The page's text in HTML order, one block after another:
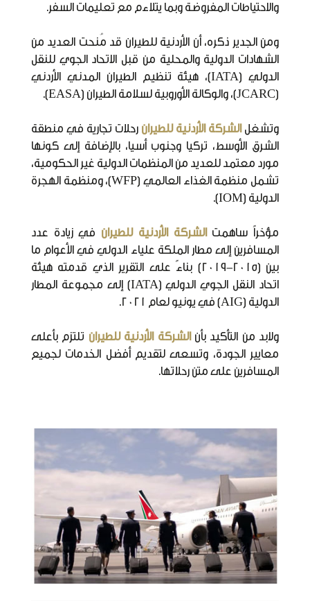
والاحتياطات المفروضة وبما يتلاءم مع تعليمات السفر.
ومن الجدير ذكره، أن الأردنية للطيران قد مُنحت العديد من
الشهادات الدولية والمحلية من قبل الاتحاد الجوي للنقل
الدولي (IATA)، هيئة تنظيم الطيران المدني الأردني
(JCARC)، والوكالة الأوروبية لسلامة الطيران (EASA).
وتشغل الشركة الأردنية للطيران رحلات تجارية في منطقة
الشرق الأوسط، تركيا وجنوب أسيا، بالإضافة إلى كونها
مورد معتمد للعديد من المنظمات الدولية غير الحكومية،
تشمل منظمة الغذاء العالمي (WFP)، ومنظمة الهجرة
الدولية (IOM).
مؤخراً ساهمتالشركة الأردنية للطيران في زيادة عدد
المسافرين إلى مطار الملكة علياء الدولي في الأعوام ما
بين (2015-2019) بناءً على التقرير الذي قدمته هيئة
اتحاد النقل الجوي الدولي (IATA) إلى مجموعة المطار
الدولية (AIG) في يونيو لعام 2021.
ولابد من التأكيد بأنالشركة الأردنية للطيران تلتزم بأعلى
معايير الجودة، وتسعى لتقديم أفضل الخدمات لجميع
المسافرين على متن رحلاتها.